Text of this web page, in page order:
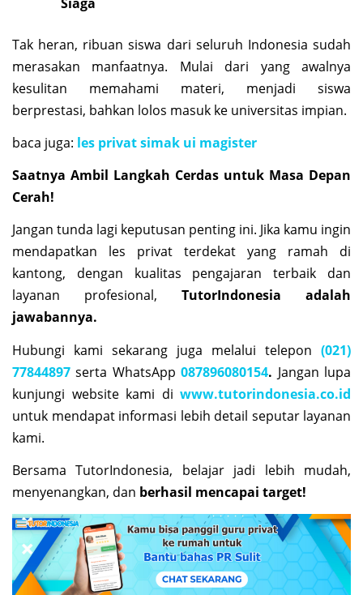
Tak heran, ribuan siswa dari seluruh Indonesia sudah
merasakan manfaatnya. Mulai dari yang awalnya
kesulitan memahami materi, menjadi siswa
berprestasi, bahkan lolos masuk ke universitas impian.
baca juga: les privat simak ui magister
Saatnya Ambil Langkah Cerdas untuk Masa Depan
Cerah!
Jangan tunda lagi keputusan penting ini. Jika kamu ingin
mendapatkan les privat terdekat yang ramah di
kantong, dengan kualitas pengajaran terbaik dan
layanan profesional, TutorIndonesia adalah
jawabannya.
Hubungi kami sekarang juga melalui telepon (021)
77844897serta WhatsApp087896080154. Jangan lupa
kunjungi website kami di www.tutorindonesia.co.id
untuk mendapat informasi lebih detail seputar layanan
kami.
Bersama TutorIndonesia, belajar jadi lebih mudah,
menyenangkan, dan berhasil mencapai target!